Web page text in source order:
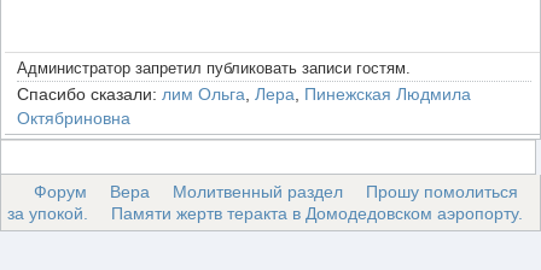
Администратор запретил публиковать записи гостям.
Спасибо сказали: лим Ольга Лера
Пинежская Людмила
Октябриновна
Форум Вера Молитвенный раздел
Прошу помолиться
за упокой.
Памяти жертв теракта в Домодедовском аэропорту.